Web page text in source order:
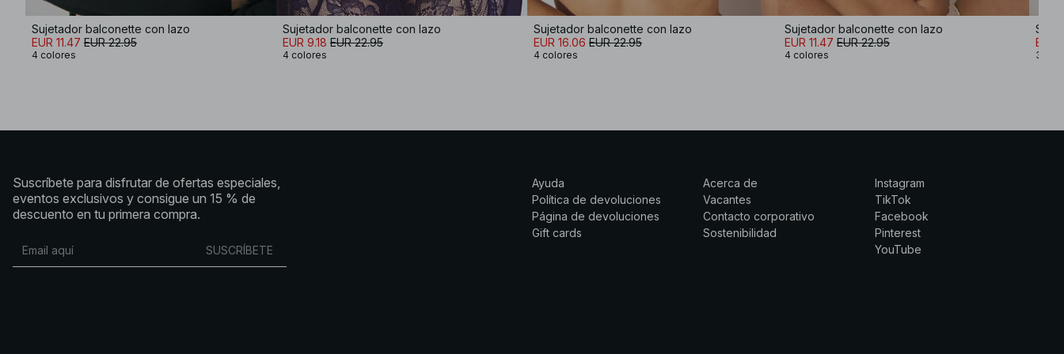
Sujetador balconette con lazo
EUR 11.47 EUR 22.95
4 colores
Sujetador balconette con lazo
EUR 9.18 EUR 22.95
4 colores
Sujetador balconette con lazo
EUR 16.06 EUR 22.95
4 colores
Sujetador balconette con lazo
EUR 11.47 EUR 22.95
4 colores
EUR
3
Suscríbete para disfrutar de ofertas especiales,
eventos exclusivos y consigue un 15 % de
descuento en tu primera compra.
SUSCRÍBETE
Ayuda
Política de devoluciones
Página de devoluciones
Gift cards
Acerca de
Vacantes
Contacto corporativo
Sostenibilidad
Instagram
TikTok
Facebook
Pinterest
YouTube